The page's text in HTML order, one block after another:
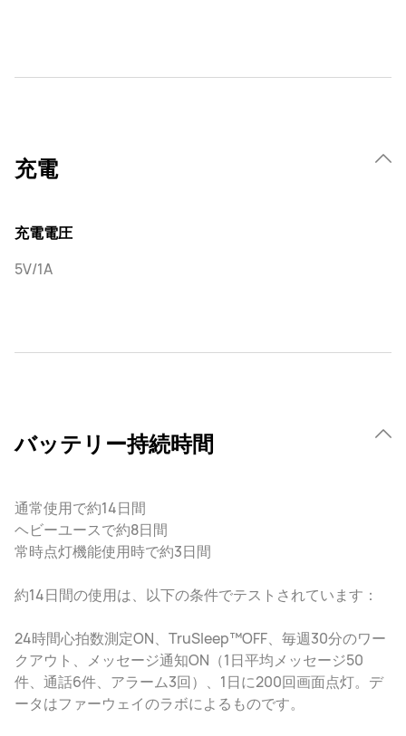
充電
充電電圧
5V/1A
バッテリー持続時間
通常使用で約14日間
ヘビーユースで約8日間
常時点灯機能使用時で約3日間
約14日間の使用は、以下の条件でテストされています：
24時間心拍数測定ON、TruSleep™OFF、毎週30分のワー
クアウト、メッセージ通知ON（1日平均メッセージ50
件、通話6件、アラーム3回）、1日に200回画面点灯。デ
ータはファーウェイのラボによるものです。